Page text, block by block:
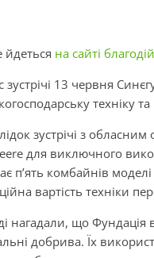
йдеться на сайті
зустрічі 13 червня
техніку
зустрічі з
для виключного
п’ять комбайнів
вартість техніки
нагадали, що Фундація
добрива. Їх